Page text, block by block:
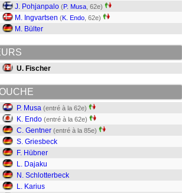
J. Pohjanpalo (P. Musa , 62e)
M. Ingvartsen (K. Endo , 62e)
M. Bülter
U. Fischer
P. Musa (entré à la 62e)
K. Endo (entré à la 62e)
C. Gentner (entré à la 85e)
S. Griesbeck
F. Hübner
L. Dajaku
N. Schlotterbeck
L. Karius